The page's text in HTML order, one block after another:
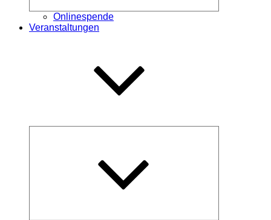
Onlinespende
Veranstaltungen